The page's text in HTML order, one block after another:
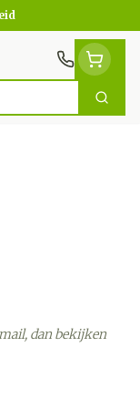
Zoek
dan bekijken